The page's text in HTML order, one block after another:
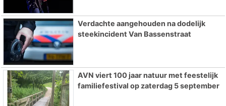
Verdachte aangehouden na dodelijk
steekincident Van Bassenstraat
AVN viert 100 jaar natuur met feestelijk
familiefestival op zaterdag 5 september